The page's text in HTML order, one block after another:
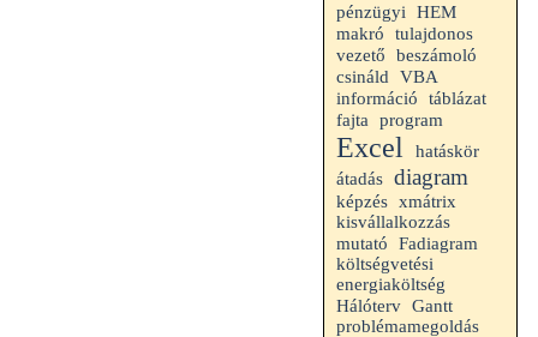
pénzügyi
HEM
makró
tulajdonos
vezető
beszámoló
csináld VBA
információ
táblázat
fajta
program
Excel hatáskör
átadás diagram
képzés xmátrix
kisvállalkozzás
mutató
Fadiagram
költségvetési
energiaköltség
Hálóterv Gantt
problémamegoldás